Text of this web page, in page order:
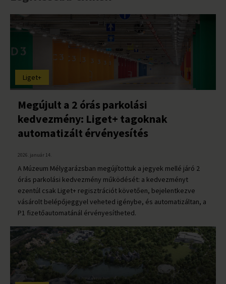
Liget+
Megújult a 2 órás parkolási
kedvezmény: Liget+ tagoknak
automatizált érvényesítés
2026. január 14.
A Múzeum Mélygarázsban megújítottuk a jegyek mellé járó 2
órás parkolási kedvezmény működését: a kedvezményt
ezentúl csak Liget+ regisztrációt követően, bejelentkezve
vásárolt belépőjeggyel veheted igénybe, és automatizáltan, a
P1 fizetőautomatánál érvényesítheted.